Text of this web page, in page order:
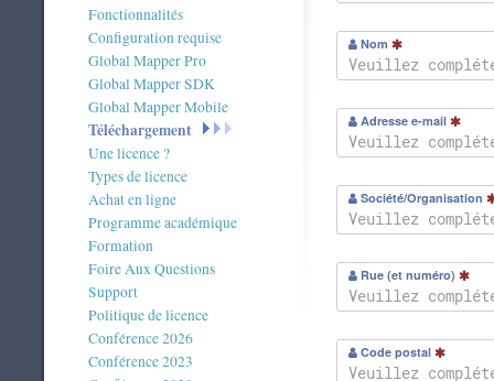
Fonctionnalités
Configuration requise
Global Mapper Pro
Global Mapper SDK
Global Mapper Mobile
Téléchargement
Une licence ?
Types de licence
Achat en ligne
Programme académique
Formation
Foire Aux Questions
Support
Politique de licence
Conférence 2026
Conférence 2023
Nom
Adresse e-mail
Société/Organisation
Rue (et numéro)
Code postal